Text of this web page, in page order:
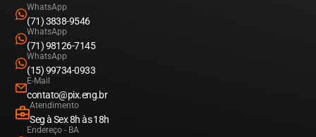
WhatsApp
(71) 3838-9546
WhatsApp
(71) 98126-7145
WhatsApp
(15) 99734-0933
E-Mail
contato@pix.eng.br
Atendimento
Seg à Sex 8h às 18h
Endereço - BA